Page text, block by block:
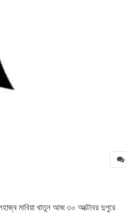
মাবিয়া খাতুন আজ ৩০ অক্টোবর দুপুরে